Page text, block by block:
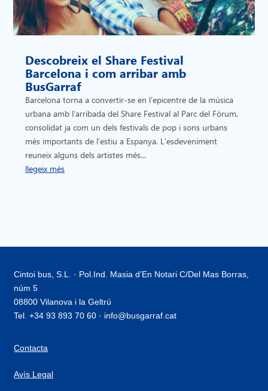
Descobreix el Share Festival
Barcelona i com arribar amb
BusGarraf
Barcelona torna a convertir-se en l’epicentre de la música
urbana amb l’arribada del Share Festival al Parc del Fòrum,
consolidat ja com un dels festivals de pop i sons urbans
més importants de l’estiu a Espanya. L’esdeveniment
reuneix alguns dels artistes més...
llegeix més
Cintoi bus, S.L. · Pol.Ind. Masia d’En Notari C/Del Mas Borras,
núm 5
08800 Vilanova i la Geltrú
Tel. +34 93 893 70 60 · info@busgarraf.cat
Contacta
Avís Legal